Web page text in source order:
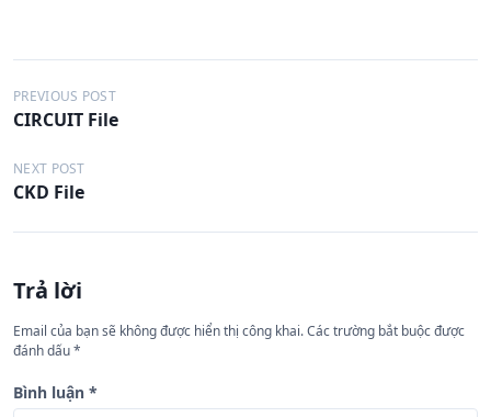
Đ
i
ề
u
h
ớ
n
g
b
PREVIOUS POST
CIRCUIT File
NEXT POST
CKD File
Trả lời
Email của bạn sẽ không được hiển thị công khai.Các trường bắt buộc được
đánh dấu*
Bình luận *